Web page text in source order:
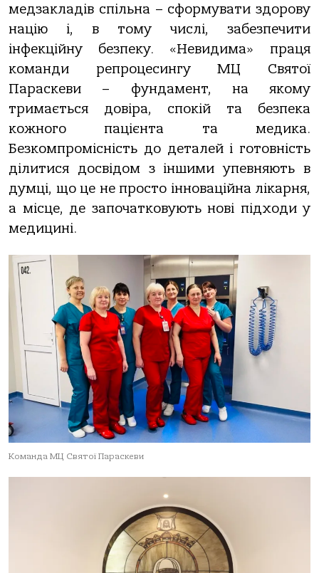
медзакладів спільна – сформувати здорову
націю і, в тому числі, забезпечити
інфекційну безпеку. «Невидима» праця
команди репроцесингу МЦ Святої
Параскеви – фундамент, на якому
тримається довіра, спокій та безпека
кожного пацієнта та медика.
Безкомпромісність до деталей і готовність
ділитися досвідом з іншими упевняють в
думці, що це не просто інноваційна лікарня,
а місце, де започатковують нові підходи у
медицині.
Команда МЦ Святої Параскеви